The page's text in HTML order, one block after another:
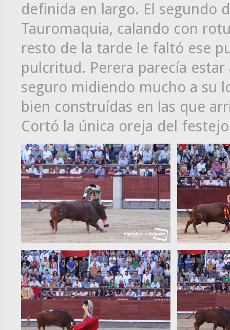
definida en largo. El segundo
Tauromaquia, calando con
resto de la tarde le faltó ese
pulcritud. Perera parecía
seguro midiendo mucho a su
bien construídas en las que
Cortó la única oreja del